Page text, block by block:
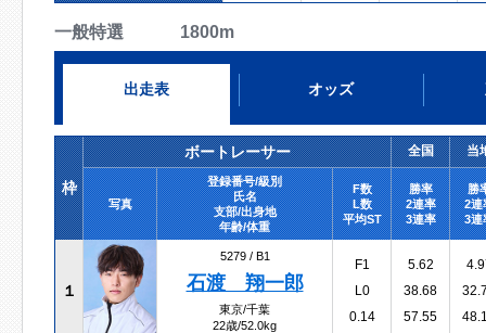
一般特選 1800m
出走表 オッズ
枠
ボートレーサー 全国 当
写真
登録番号/級別
氏名
支部/出身地
年齢/体重
F数
L数
平均ST
勝率
2連率
3連率
勝
2連
3連
１
5279 / B1
石渡 翔一郎
東京/千葉
22歳/52.0kg
F1
L0
0.14
5.62
38.68
57.55